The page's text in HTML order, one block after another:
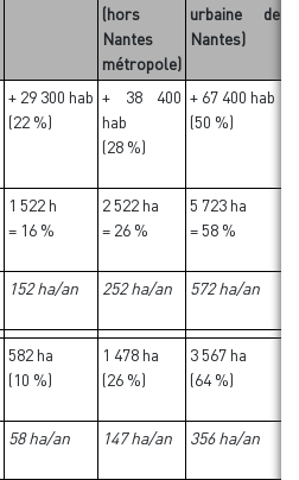
(hors
Nantes
métropole)
urbaine de
Nantes)
+ 29 300 hab
(22 %)
+ 38 400
hab
(28 %)
+ 67 400 hab
(50 %)
1 522 h
= 16 %
2 522 ha
= 26 %
5 723 ha
= 58 %
152 ha/an 252 ha/an 572 ha/an
582 ha
(10 %)
1 478 ha
(26 %)
3 567 ha
(64 %)
58 ha/an 147 ha/an 356 ha/an